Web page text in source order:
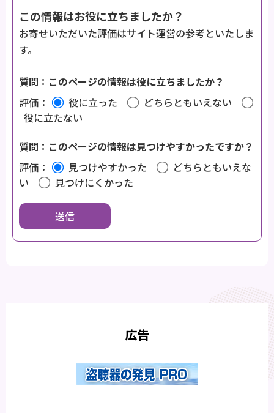
この情報はお役に立ちましたか？
お寄せいただいた評価はサイト運営の参考といたしま
す。
質問：このページの情報は役に立ちましたか？
評価：
役に立った
どちらともいえない
役に立たない
質問：このページの情報は見つけやすかったですか？
評価：
見つけやすかった
どちらともいえな
い
見つけにくかった
広告